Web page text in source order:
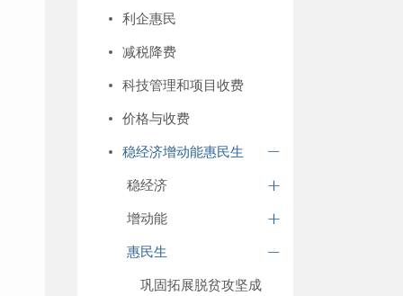
利企惠民
减税降费
科技管理和项目收费
价格与收费
稳经济增动能惠民生
稳经济
增动能
惠民生
巩固拓展脱贫攻坚成